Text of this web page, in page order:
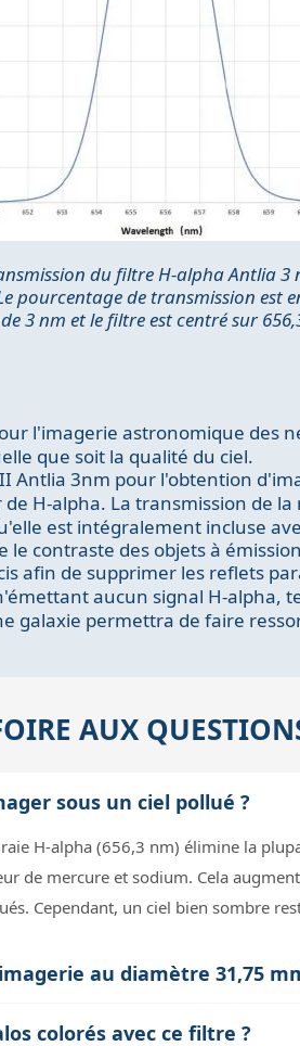
du filtre H-alpha Antlia 3
pourcentage de transmission est
3 nm et le filtre est centré sur
l'imagerie astronomique des
que soit la qualité du ciel.
Antlia 3nm pour l'obtention
H-alpha. La transmission de
est intégralement incluse
contraste des objets à
afin de supprimer les reflets
aucun signal H-alpha,
galaxie permettra de faire
AUX
sous un ciel pollué ?
H-alpha (656,3 nm) élimine la
de mercure et sodium. Cela
Cependant, un ciel bien sombre
au diamètre 31,75
colorés avec ce filtre ?